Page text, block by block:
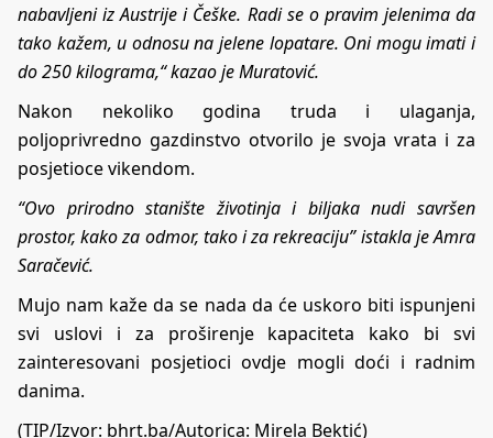
nabavljeni iz Austrije i Češke. Radi se o pravim jelenima da
tako kažem, u odnosu na jelene lopatare. Oni mogu imati i
do 250 kilograma,“ kazao je Muratović.
Nakon nekoliko godina truda i ulaganja,
poljoprivredno gazdinstvo otvorilo je svoja vrata i za
posjetioce vikendom.
“Ovo prirodno stanište životinja i biljaka nudi savršen
prostor, kako za odmor, tako i za rekreaciju” istakla je Amra
Saračević.
Mujo nam kaže da se nada da će uskoro biti ispunjeni
svi uslovi i za proširenje kapaciteta kako bi svi
zainteresovani posjetioci ovdje mogli doći i radnim
danima.
(TIP/Izvor: bhrt.ba/Autorica: Mirela Bektić)